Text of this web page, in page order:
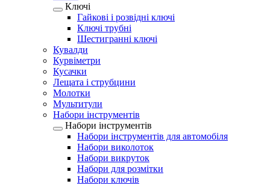
Ключі
Гайкові і розвідні ключі
Ключі трубні
Шестигранні ключі
Кувалди
Курвіметри
Кусачки
Лещата і струбцини
Молотки
Мультитули
Набори інструментів
Набори інструментів
Набори інструментів для автомобіля
Набори виколоток
Набори викруток
Набори для розмітки
Набори ключів